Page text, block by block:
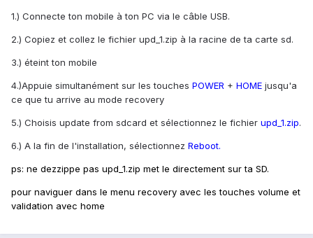
1.) Connecte ton mobile à ton PC via le câble USB.
2.) Copiez et collez le fichier upd_1.zip à la racine de ta carte sd.
3.) éteint ton mobile
4.)Appuie simultanément sur les touches POWER + HOME jusqu'a
ce que tu arrive au mode recovery
5.) Choisis update from sdcard et sélectionnez le fichier upd_1.zip.
6.) A la fin de l'installation, sélectionnez Reboot.
ps: ne dezzippe pas upd_1.zip met le directement sur ta SD.
pour naviguer dans le menu recovery avec les touches volume et
validation avec home